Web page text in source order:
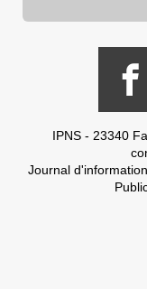
IPNS - 23340
Journal